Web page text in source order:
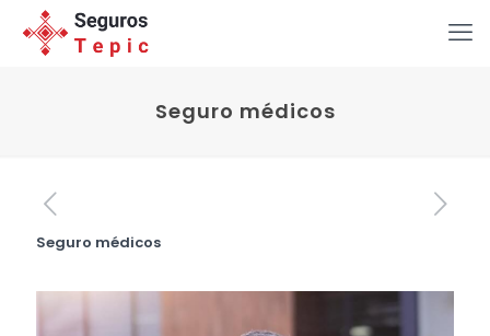
Seguro médicos
Seguro médicos